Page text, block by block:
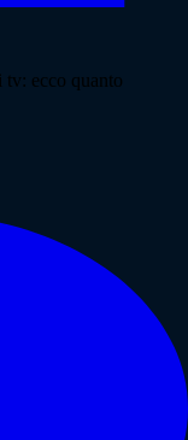
ecco quanto